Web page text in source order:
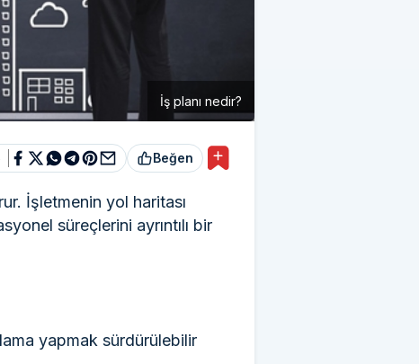
İş planı nedir?
Beğen
İşletmenin yol haritası
süreçlerini ayrıntılı bir
yapmak sürdürülebilir